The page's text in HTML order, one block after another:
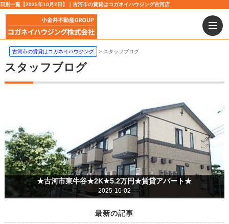
日別一覧【2025年10月2日】｜古河市の賃貸はコガネイハウジング古河店
古河市の賃貸はコガネイハウジング スタッフブログ
スタッフブログ
★古河市東牛谷★2K★5.2万円★賃貸アパート★
2025-10-02
最新の記事